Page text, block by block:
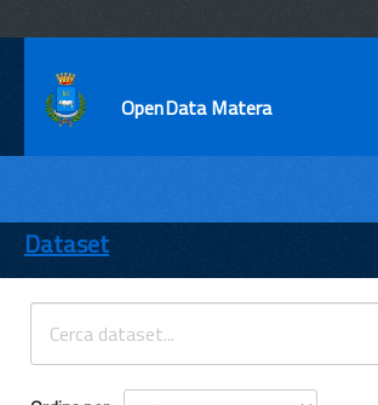
OpenData Matera
ENTI
TEMI
INFORMAZIONI
Dataset